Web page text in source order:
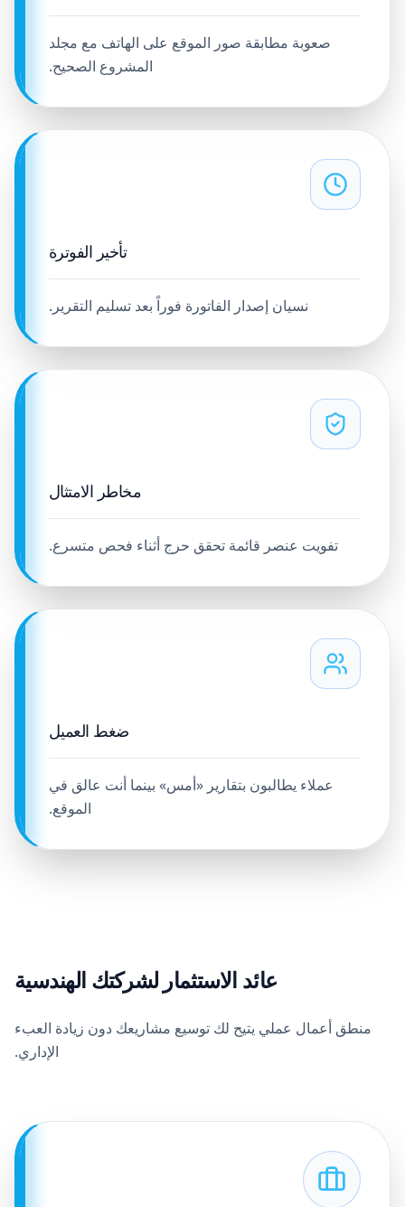
صعوبة مطابقة صور الموقع على الهاتف مع مجلد
المشروع الصحيح.
تأخير الفوترة
نسيان إصدار الفاتورة فوراً بعد تسليم التقرير.
مخاطر الامتثال
تفويت عنصر قائمة تحقق حرج أثناء فحص متسرع.
ضغط العميل
عملاء يطالبون بتقارير «أمس» بينما أنت عالق في
الموقع.
عائد الاستثمار لشركتك الهندسية
منطق أعمال عملي يتيح لك توسيع مشاريعك دون زيادة العبء
الإداري.